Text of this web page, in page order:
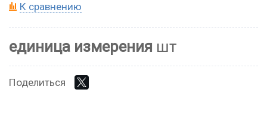
К сравнению
единица измерения шт
Поделиться